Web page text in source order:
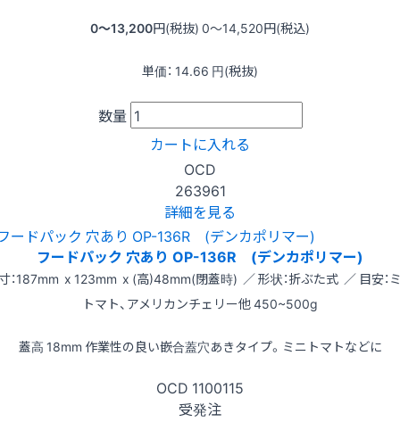
0〜13,200円(税抜) 0〜14,520円(税込)
単価： 14.66 円(税抜)
数量
カートに入れる
OCD
263961
詳細を見る
フードパック 穴あり OP-136R (デンカポリマー)
：187mm x 123mm x (高)48mm(閉蓋時) ／ 形状：折ぶた式 ／ 目安：
トマト、アメリカンチェリー他 450~500g
蓋高 18mm 作業性の良い嵌合蓋穴あきタイプ。ミニトマトなどに
OCD 1100115
受発注